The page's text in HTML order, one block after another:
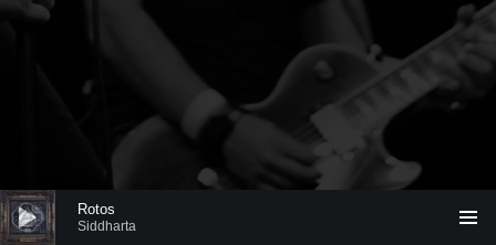
Reproductor de audio
Siddharta
Rotos